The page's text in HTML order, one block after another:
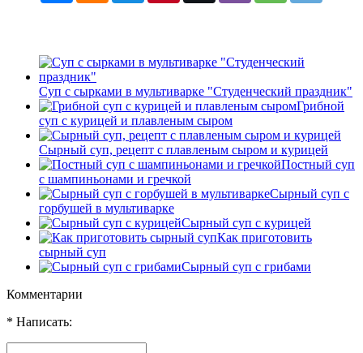
Суп с сырками в мультиварке "Студенческий праздник"
Грибной
суп с курицей и плавленым сыром
Сырный суп, рецепт с плавленым сыром и курицей
Постный суп
с шампиньонами и гречкой
Сырный суп с
горбушей в мультиварке
Сырный суп с курицей
Как приготовить
сырный суп
Сырный суп с грибами
Комментарии
* Написать: